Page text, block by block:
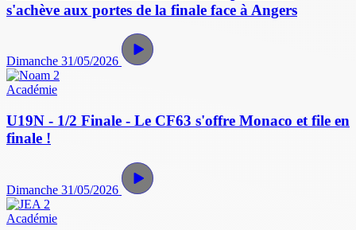
s'achève aux portes de la finale face à Angers
Dimanche 31/05/2026
Académie
U19N - 1/2 Finale - Le CF63 s'offre Monaco et file en
finale !
Dimanche 31/05/2026
Académie